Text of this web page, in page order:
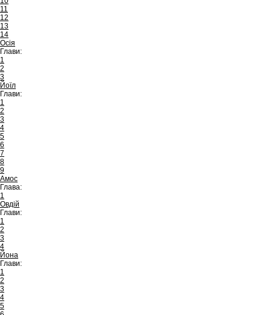
11
12
13
14
Осія
Глави:
1
2
3
Йоїл
Глави:
1
2
3
4
5
6
7
8
9
Амос
Глава:
1
Овдій
Глави:
1
2
3
4
Йона
Глави:
1
2
3
4
5